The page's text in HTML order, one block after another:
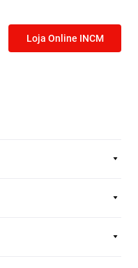
Loja Online INCM